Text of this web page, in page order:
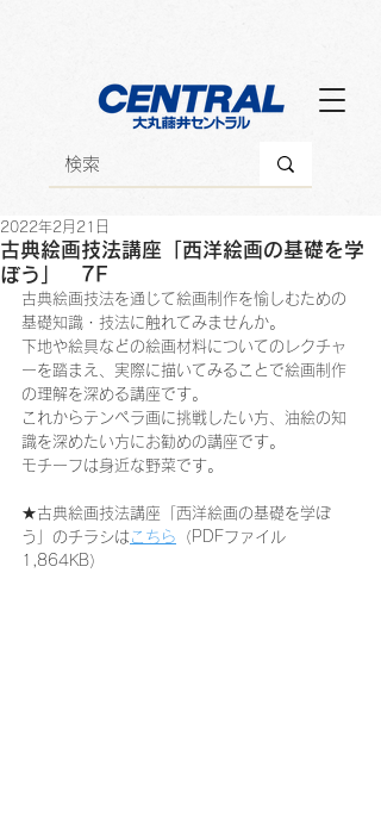
古典絵画技法講座「西洋絵画の基礎を学
ぼう」 7F
2022年2月21日
古典絵画技法を通じて絵画制作を愉しむための
基礎知識・技法に触れてみませんか。
下地や絵具などの絵画材料についてのレクチャ
ーを踏まえ、実際に描いてみることで絵画制作
の理解を深める講座です。
これからテンペラ画に挑戦したい方、油絵の知
識を深めたい方にお勧めの講座です。
モチーフは身近な野菜です。
★古典絵画技法講座「西洋絵画の基礎を学ぼ
う」のチラシは こちら （PDFファイル
1,864KB）